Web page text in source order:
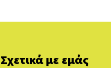
Σχετικά με εμάς